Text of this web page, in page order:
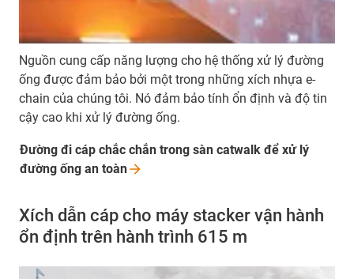
Nguồn cung cấp năng lượng cho hệ thống xử lý đường
ống được đảm bảo bởi một trong những xích nhựa e-
chain của chúng tôi. Nó đảm bảo tính ổn định và độ tin
cậy cao khi xử lý đường ống.
Đường đi cáp chắc chắn trong sàn catwalk để xử lý
đường ống an toàn
Xích dẫn cáp cho máy stacker vận hành
ổn định trên hành trình 615 m